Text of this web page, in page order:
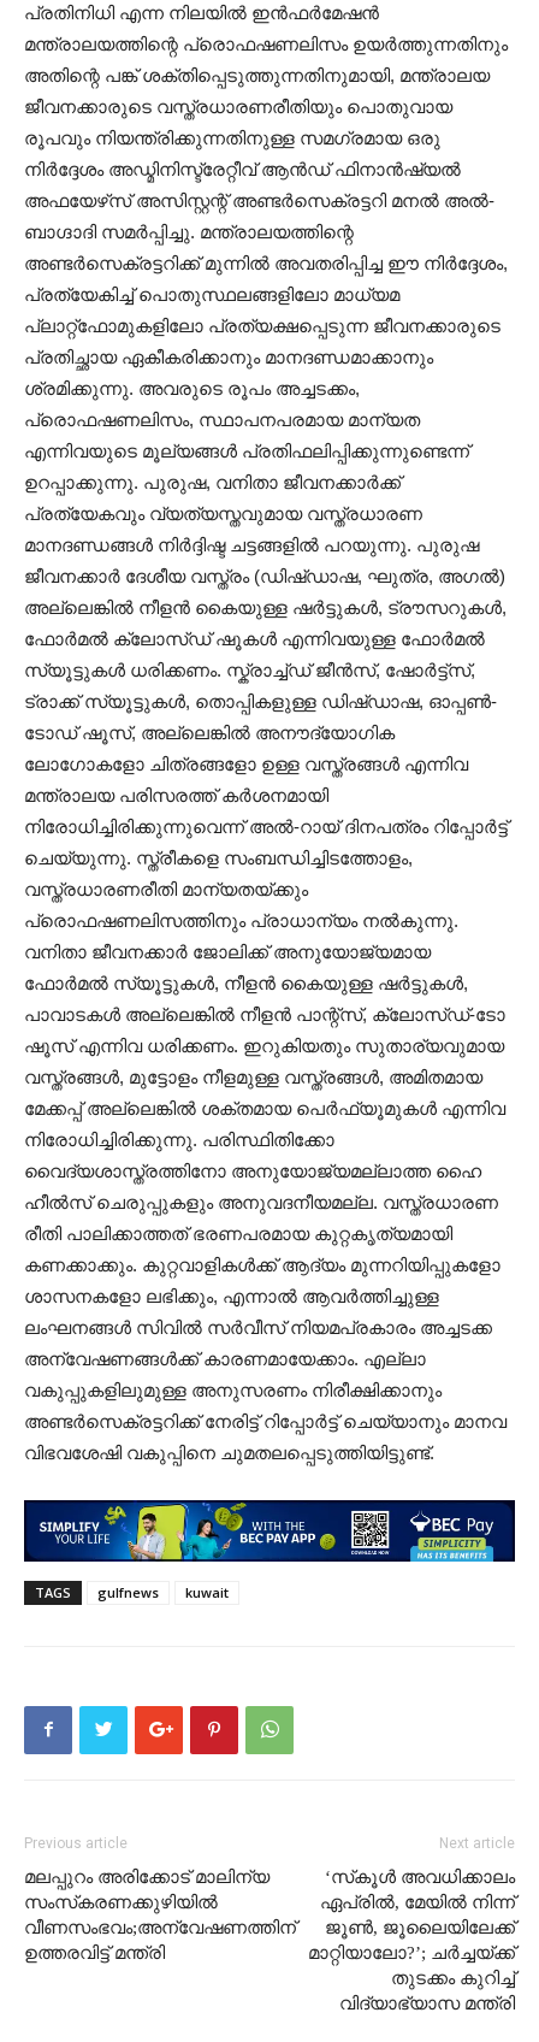
പ്രതിനിധി എന്ന നിലയിൽ ഇൻഫർമേഷൻ
മന്ത്രാലയത്തിന്റെ പ്രൊഫഷണലിസം ഉയർത്തുന്നതിനും
അതിന്റെ പങ്ക് ശക്തിപ്പെടുത്തുന്നതിനുമായി, മന്ത്രാലയ
ജീവനക്കാരുടെ വസ്ത്രധാരണരീതിയും പൊതുവായ
രൂപവും നിയന്ത്രിക്കുന്നതിനുള്ള സമഗ്രമായ ഒരു
നിർദ്ദേശം അഡ്മിനിസ്ട്രേറ്റീവ് ആൻഡ് ഫിനാൻഷ്യൽ
അഫയേഴ്‌സ് അസിസ്റ്റന്റ് അണ്ടർസെക്രട്ടറി മനൽ അൽ-
ബാഗ്ദാദി സമർപ്പിച്ചു. മന്ത്രാലയത്തിന്റെ
അണ്ടർസെക്രട്ടറിക്ക് മുന്നിൽ അവതരിപ്പിച്ച ഈ നിർദ്ദേശം,
പ്രത്യേകിച്ച് പൊതുസ്ഥലങ്ങളിലോ മാധ്യമ
പ്ലാറ്റ്‌ഫോമുകളിലോ പ്രത്യക്ഷപ്പെടുന്ന ജീവനക്കാരുടെ
പ്രതിച്ഛായ ഏകീകരിക്കാനും മാനദണ്ഡമാക്കാനും
ശ്രമിക്കുന്നു. അവരുടെ രൂപം അച്ചടക്കം,
പ്രൊഫഷണലിസം, സ്ഥാപനപരമായ മാന്യത
എന്നിവയുടെ മൂല്യങ്ങൾ പ്രതിഫലിപ്പിക്കുന്നുണ്ടെന്ന്
ഉറപ്പാക്കുന്നു. പുരുഷ, വനിതാ ജീവനക്കാർക്ക്
പ്രത്യേകവും വ്യത്യസ്തവുമായ വസ്ത്രധാരണ
മാനദണ്ഡങ്ങൾ നിർദ്ദിഷ്ട ചട്ടങ്ങളിൽ പറയുന്നു. പുരുഷ
ജീവനക്കാർ ദേശീയ വസ്ത്രം (ഡിഷ്‌ഡാഷ, ഘുത്ര, അഗൽ)
അല്ലെങ്കിൽ നീളൻ കൈയുള്ള ഷർട്ടുകൾ, ട്രൗസറുകൾ,
ഫോർമൽ ക്ലോസ്ഡ് ഷൂകൾ എന്നിവയുള്ള ഫോർമൽ
സ്യൂട്ടുകൾ ധരിക്കണം. സ്ക്രാച്ച്ഡ് ജീൻസ്, ഷോർട്ട്സ്,
ട്രാക്ക് സ്യൂട്ടുകൾ, തൊപ്പികളുള്ള ഡിഷ്‌ഡാഷ, ഓപ്പൺ-
ടോഡ് ഷൂസ്, അല്ലെങ്കിൽ അനൗദ്യോഗിക
ലോഗോകളോ ചിത്രങ്ങളോ ഉള്ള വസ്ത്രങ്ങൾ എന്നിവ
മന്ത്രാലയ പരിസരത്ത് കർശനമായി
നിരോധിച്ചിരിക്കുന്നുവെന്ന് അൽ-റായ് ദിനപത്രം റിപ്പോർട്ട്
ചെയ്യുന്നു. സ്ത്രീകളെ സംബന്ധിച്ചിടത്തോളം,
വസ്ത്രധാരണരീതി മാന്യതയ്ക്കും
പ്രൊഫഷണലിസത്തിനും പ്രാധാന്യം നൽകുന്നു.
വനിതാ ജീവനക്കാർ ജോലിക്ക് അനുയോജ്യമായ
ഫോർമൽ സ്യൂട്ടുകൾ, നീളൻ കൈയുള്ള ഷർട്ടുകൾ,
പാവാടകൾ അല്ലെങ്കിൽ നീളൻ പാന്റ്‌സ്, ക്ലോസ്ഡ്-ടോ
ഷൂസ് എന്നിവ ധരിക്കണം. ഇറുകിയതും സുതാര്യവുമായ
വസ്ത്രങ്ങൾ, മുട്ടോളം നീളമുള്ള വസ്ത്രങ്ങൾ, അമിതമായ
മേക്കപ്പ് അല്ലെങ്കിൽ ശക്തമായ പെർഫ്യൂമുകൾ എന്നിവ
നിരോധിച്ചിരിക്കുന്നു. പരിസ്ഥിതിക്കോ
വൈദ്യശാസ്ത്രത്തിനോ അനുയോജ്യമല്ലാത്ത ഹൈ
ഹീൽസ് ചെരുപ്പുകളും അനുവദനീയമല്ല. വസ്ത്രധാരണ
രീതി പാലിക്കാത്തത് ഭരണപരമായ കുറ്റകൃത്യമായി
കണക്കാക്കും. കുറ്റവാളികൾക്ക് ആദ്യം മുന്നറിയിപ്പുകളോ
ശാസനകളോ ലഭിക്കും, എന്നാൽ ആവർത്തിച്ചുള്ള
ലംഘനങ്ങൾ സിവിൽ സർവീസ് നിയമപ്രകാരം അച്ചടക്ക
അന്വേഷണങ്ങൾക്ക് കാരണമായേക്കാം. എല്ലാ
വകുപ്പുകളിലുമുള്ള അനുസരണം നിരീക്ഷിക്കാനും
അണ്ടർസെക്രട്ടറിക്ക് നേരിട്ട് റിപ്പോർട്ട് ചെയ്യാനും മാനവ
വിഭവശേഷി വകുപ്പിനെ ചുമതലപ്പെടുത്തിയിട്ടുണ്ട്.
TAGS gulfnews kuwait
Previous article
മലപ്പുറം അരിക്കോട് മാലിന്യ
സംസ്‌കരണക്കുഴിയില്‍
വീണസംഭവം;അന്വേഷണത്തിന്
ഉത്തരവിട്ട് മന്ത്രി
Next article
‘സ്‌കൂൾ അവധിക്കാലം
ഏപ്രിൽ, മേയിൽ നിന്ന്
ജൂൺ, ജൂലൈയിലേക്ക്
മാറ്റിയാലോ?’; ചർച്ചയ്ക്ക്
തുടക്കം കുറിച്ച്
വിദ്യാഭ്യാസ മന്ത്രി